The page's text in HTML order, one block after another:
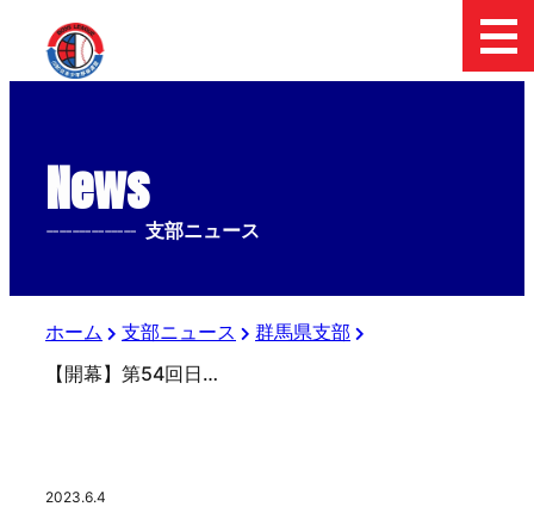
News
-------------- 支部ニュース
ホーム 支部ニュース
群馬県支部
【開幕】第54回日本少年野球選手権大会群馬県支部予選
2023.6.4